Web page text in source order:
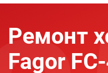
Ремонт
Fagor